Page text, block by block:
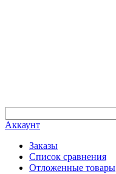
Аккаунт
Заказы
Список сравнения
Отложенные товары